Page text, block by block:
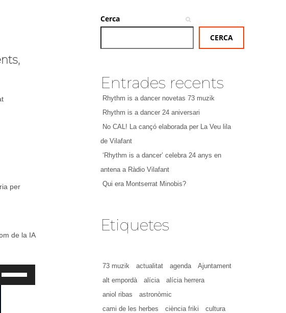
per
de la IA
Cerca
CERCA
Entrades recents
Rhythm is a dancer novetas 73 muzik
Rhythm is a dancer 24 aniversari
No CAL! La cançó elaborada per La Veu lila
de Vilafant
‘Rhythm is a dancer’ celebra 24 anys en
antena a Ràdio Vilafant
Qui era Montserrat Minobis?
Etiquetes
73 muzik actualitat agenda
Ajuntament
alt empordà
alícia
alícia herrera
aniol ribas
astronòmic
cami de les herbes
ciència friki
cultura